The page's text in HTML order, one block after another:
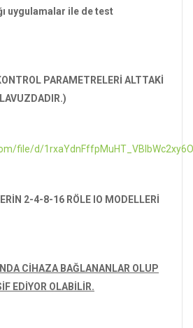
uygulamalar ile de test
PARAMETRELERİ ALTTAKİ
file/d/
2-4-8-16 RÖLE IO MODELLERİ
CİHAZA BAĞLANANLAR OLUP
EDİYOR OLABİLİR.